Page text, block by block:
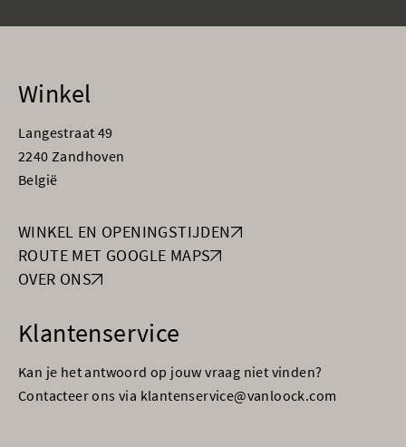
Winkel
Langestraat 49
2240 Zandhoven
België
WINKEL EN OPENINGSTIJDEN
ROUTE MET GOOGLE MAPS
OVER ONS
Klantenservice
Kan je het antwoord op jouw vraag niet vinden?
Contacteer ons via klantenservice@vanloock.com